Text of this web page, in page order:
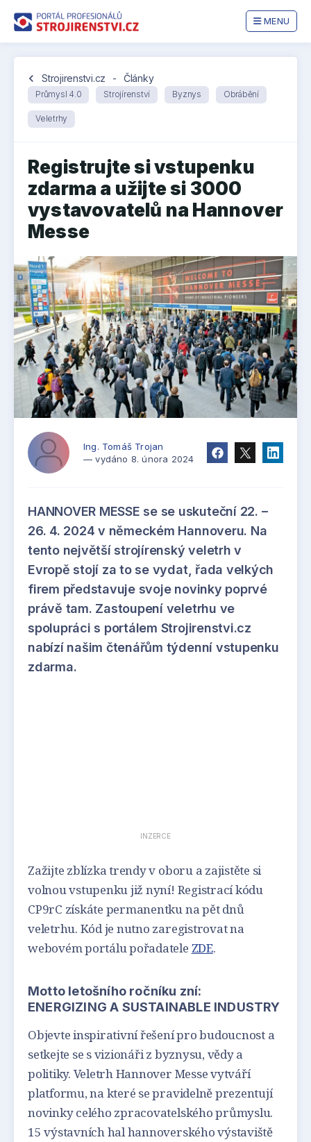
MENU
chevron_left Strojirenstvi.cz - Články
Průmysl 4.0 Strojírenství Byznys Obrábění
Veletrhy
Registrujte si vstupenku
zdarma a užijte si 3000
vystavovatelů na Hannover
Messe
Ing. Tomáš Trojan
— vydáno 8. února 2024
HANNOVER MESSE se se uskuteční 22. –
26. 4. 2024 v německém Hannoveru. Na
tento největší strojírenský veletrh v
Evropě stojí za to se vydat, řada velkých
firem představuje svoje novinky poprvé
právě tam. Zastoupení veletrhu ve
spolupráci s portálem Strojirenstvi.cz
nabízí našim čtenářům týdenní vstupenku
zdarma.
INZERCE
Zažijte zblízka trendy v oboru a zajistěte si
volnou vstupenku již nyní! Registrací kódu
CP9rC získáte permanentku na pět dnů
veletrhu. Kód je nutno zaregistrovat na
webovém portálu pořadatele ZDE.
Motto letošního ročníku zní:
ENERGIZING A SUSTAINABLE INDUSTRY
Objevte inspirativní řešení pro budoucnost a
setkejte se s vizionáři z byznysu, vědy a
politiky. Veletrh Hannover Messe vytváří
platformu, na které se pravidelně prezentují
novinky celého zpracovatelského průmyslu.
15 výstavních hal hannoverského výstaviště